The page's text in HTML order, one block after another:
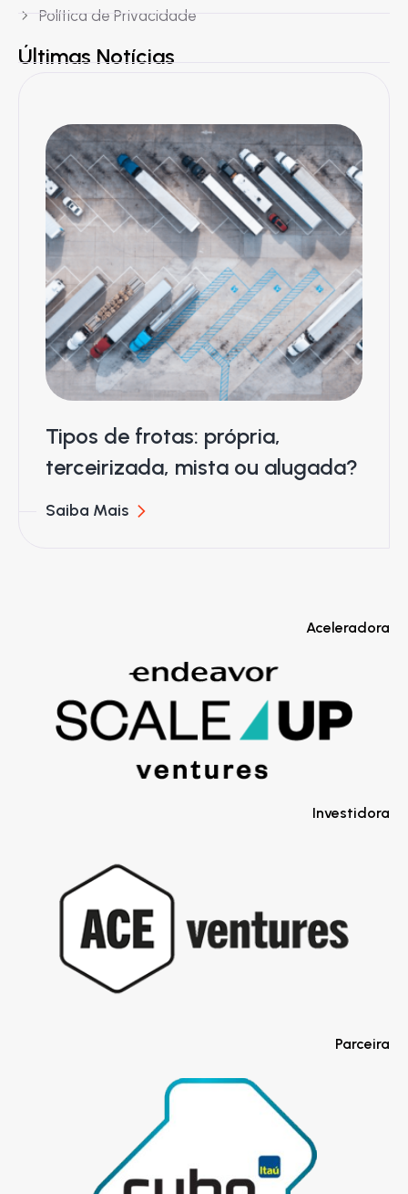
Política de Privacidade
Últimas Notícias
Tipos de frotas: própria,
terceirizada, mista ou alugada?
Saiba Mais
Aceleradora
Investidora
Parceira